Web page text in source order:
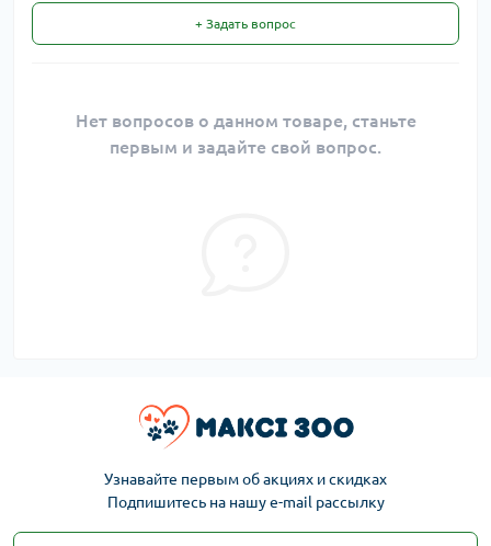
+ Задать вопрос
Нет вопросов о данном товаре, станьте
первым и задайте свой вопрос.
Узнавайте первым об акциях и скидках
Подпишитесь на нашу e-mail рассылку